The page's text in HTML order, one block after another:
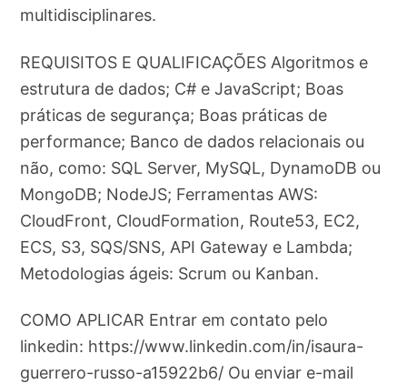
multidisciplinares.
REQUISITOS E QUALIFICAÇÕES Algoritmos e
estrutura de dados; C# e JavaScript; Boas
práticas de segurança; Boas práticas de
performance; Banco de dados relacionais ou
não, como: SQL Server, MySQL, DynamoDB ou
MongoDB; NodeJS; Ferramentas AWS:
CloudFront, CloudFormation, Route53, EC2,
ECS, S3, SQS/SNS, API Gateway e Lambda;
Metodologias ágeis: Scrum ou Kanban.
COMO APLICAR Entrar em contato pelo
linkedin: https://www.linkedin.com/in/isaura-
guerrero-russo-a15922b6/ Ou enviar e-mail